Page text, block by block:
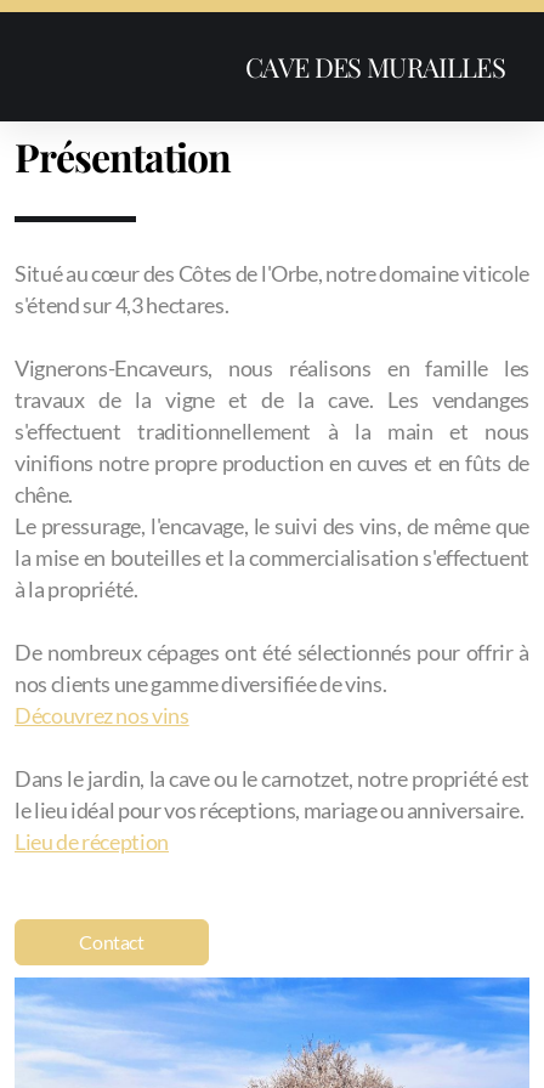
CAVE DES MURAILLES
Présentation
Situé au cœur des Côtes de l'Orbe, notre domaine viticole
s'étend sur 4,3 hectares.
Vignerons-Encaveurs, nous réalisons en famille les
travaux de la vigne et de la cave. Les vendanges
s'effectuent traditionnellement à la main et nous
vinifions notre propre production en cuves et en fûts de
chêne.
Le pressurage, l'encavage, le suivi des vins, de même que
la mise en bouteilles et la commercialisation s'effectuent
à la propriété.
De nombreux cépages ont été sélectionnés pour offrir à
nos clients une gamme diversifiée de vins.
Découvrez nos vins
Dans le jardin, la cave ou le carnotzet, notre propriété est
le lieu idéal pour vos réceptions, mariage ou anniversaire.
Lieu de réception
Contact